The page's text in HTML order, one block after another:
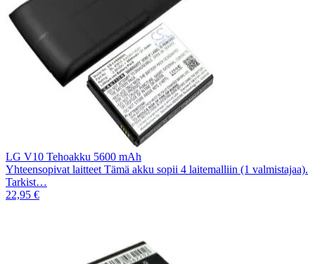
LG V10 Tehoakku 5600 mAh
Yhteensopivat laitteet Tämä akku sopii 4 laitemalliin (1 valmistajaa).
Tarkist…
22,95 €